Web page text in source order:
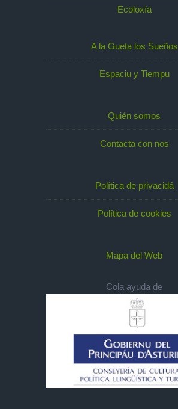
Ecoloxía
A la Gueta los Sueños
Espaciu y Tiempu
Quién somos
Contacta con nos
Política de privacidá
Política de cookies
Mapa del Web
Cola ayuda de